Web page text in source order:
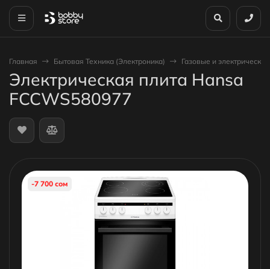
Главная Бытовая Техника (Электроника) Газовые и
Электрическая плита Hansa
FCCWS580977
-7 700 сом